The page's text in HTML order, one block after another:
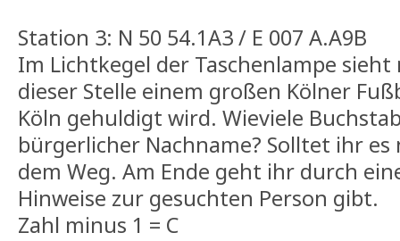
Station 3: N 50 54.1A3 / E 007 A.A9B
Im Lichtkegel der Taschenlampe sieht
dieser Stelle einem großen Kölner
Köln gehuldigt wird. Wieviele
bürgerlicher Nachname? Solltet ihr
dem Weg. Am Ende geht ihr durch
Hinweise zur gesuchten Person gibt.
Zahl minus 1 = C